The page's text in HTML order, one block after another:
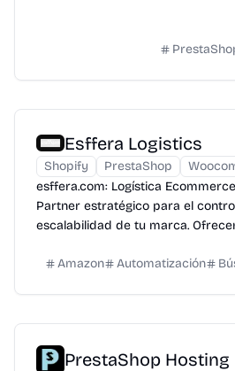
Esffera Logistics
Shopify PrestaShop
esffera.com: Logística
Partner estratégico para el
escalabilidad de tu marca.
Amazon Automatización
PrestaShop Hosting